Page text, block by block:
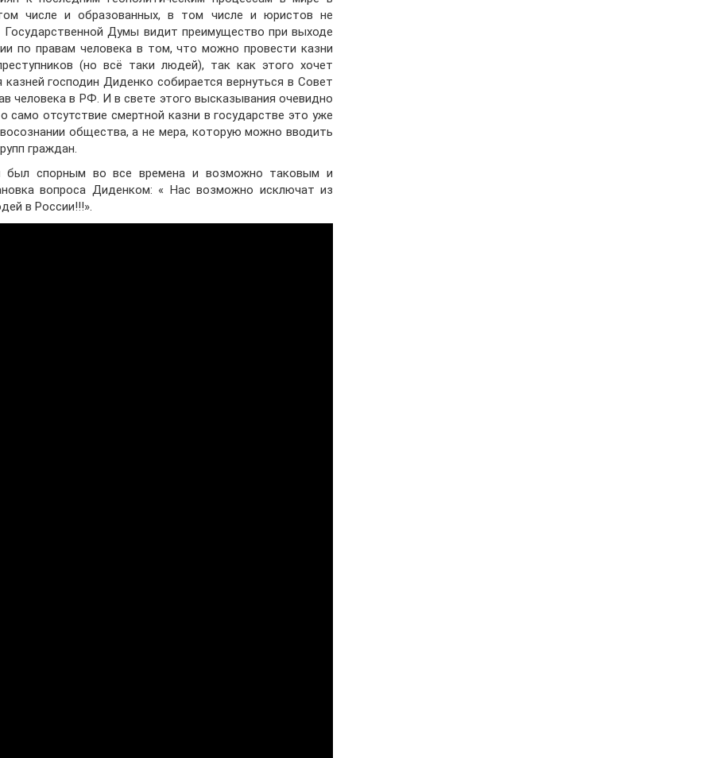
числе и образованных, в том числе и юристов не
Думы видит преимущество при выходе
по правам человека в том, что можно провести казни
(но всё таки людей), так как этого хочет
господин Диденко собирается вернуться в Совет
человека в РФ. И в свете этого высказывания очевидно
отсутствие смертной казни в государстве это уже
общества, а не мера, которую можно вводить
граждан.
был спорным во все времена и возможно таковым и
вопроса Диденком: « Нас возможно исключат из
в России!!!».